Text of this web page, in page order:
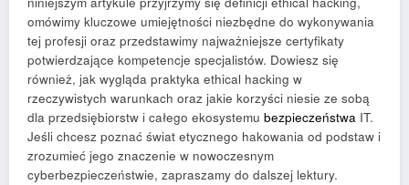
omówimy kluczowe umiejętności niezbędne do wykonywania
tej profesji oraz przedstawimy najważniejsze certyfikaty
potwierdzające kompetencje specjalistów. Dowiesz się
również, jak wygląda praktyka ethical hacking w
rzeczywistych warunkach oraz jakie korzyści niesie ze sobą
dla przedsiębiorstw i całego ekosystemu bezpieczeństwa IT.
Jeśli chcesz poznać świat etycznego hakowania od podstaw i
zrozumieć jego znaczenie w nowoczesnym
cyberbezpieczeństwie, zapraszamy do dalszej lektury.